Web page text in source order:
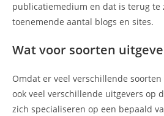
publicatiemedium en dat is terug te
toenemende aantal blogs en sites.
Wat voor soorten
Omdat er veel verschillende
ook veel verschillende uitgevers op
zich specialiseren op een bepaald